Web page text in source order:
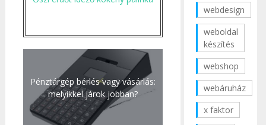
Pénztárgép bérlés vagy vásárlás:
melyikkel járok jobban?
webdesign
weboldal
készítés
webshop
webáruház
x faktor